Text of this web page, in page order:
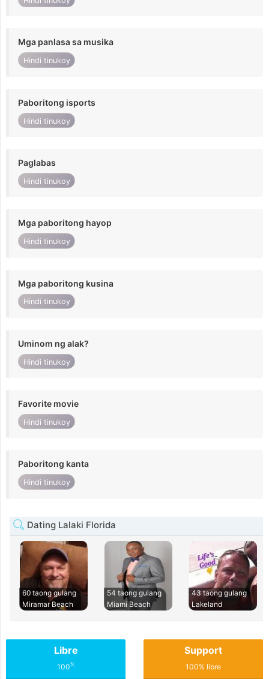
Mga panlasa sa musika
Hindi tinukoy
Paboritong isports
Hindi tinukoy
Paglabas
Hindi tinukoy
Mga paboritong hayop
Hindi tinukoy
Mga paboritong kusina
Hindi tinukoy
Uminom ng alak?
Hindi tinukoy
Favorite movie
Hindi tinukoy
Paboritong kanta
Hindi tinukoy
Dating Lalaki Florida
60 taong gulang
Miramar Beach
54 taong gulang
Miami Beach
43 taong gulang
Lakeland
Libre
100%
Support
100% libre